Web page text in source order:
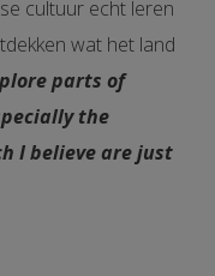
cultuur echt leren
wat het land
parts of
the
I believe are just